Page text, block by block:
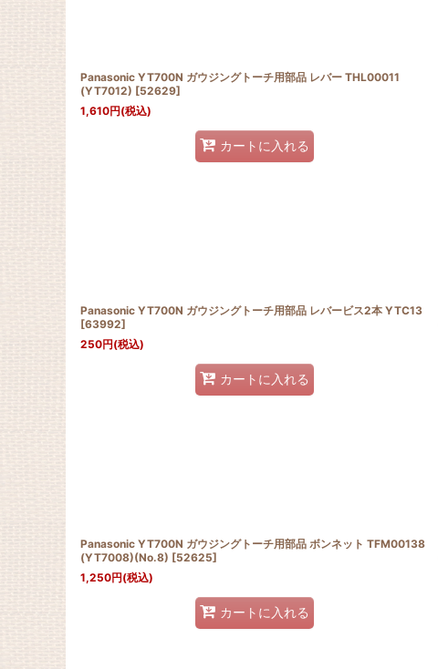
Panasonic YT700N ガウジングトーチ用部品 レバー THL00011
(YT7012) [52629]
1,610円(税込)
カートに入れる
Panasonic YT700N ガウジングトーチ用部品 レバービス2本 YTC13
[63992]
250円(税込)
カートに入れる
Panasonic YT700N ガウジングトーチ用部品 ボンネット TFM00138
(YT7008)(No.8) [52625]
1,250円(税込)
カートに入れる